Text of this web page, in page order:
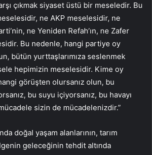
çıkmak siyaset üstü bir meseledir. Bu
ne AKP meselesidir, ne
ne Yeniden Refah’ın, ne Zafer
Bu nedenle, hangi partiye oy
bütün yurttaşlarımıza seslenmek
hepimizin meselesidir. Kime oy
görüşten olursanız olun, bu
bu suyu içiyorsanız, bu havayı
sizin de mücadelenizdir.”
doğal yaşam alanlarının, tarım
geleceğinin tehdit altında